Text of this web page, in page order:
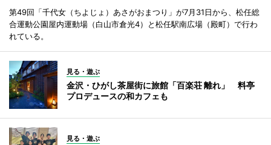
第49回「千代女（ちよじょ）あさがおまつり」が7月31日から、松任総
合運動公園屋内運動場（白山市倉光4）と松任駅南広場（殿町）で行わ
れている。
見る・遊ぶ
金沢・ひがし茶屋街に旅館「百楽荘 離れ」 料亭
プロデュースの和カフェも
見る・遊ぶ